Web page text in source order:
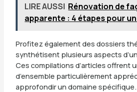
LIRE AUSSI Rénovation de
apparente : 4 étapes pour
Profitez également des dossiers
synthétisent plusieurs aspects
Ces compilations d’articles offrent
d’ensemble particulièrement
approfondir un domaine spécifique.